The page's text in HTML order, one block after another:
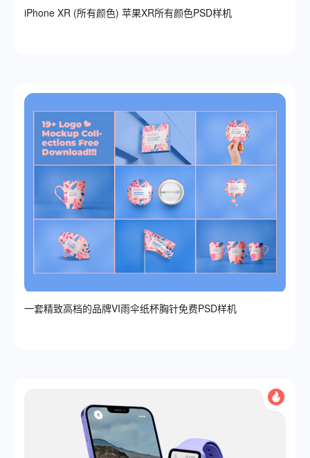
iPhone XR (所有颜色) 苹果XR所有颜色PSD样机
一套精致高档的品牌VI雨伞纸杯胸针免费PSD样机